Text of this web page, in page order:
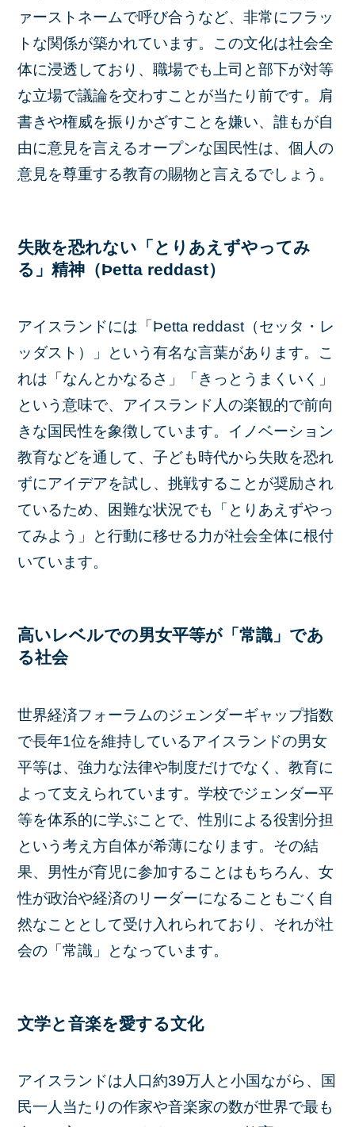
ァーストネームで呼び合うなど、非常にフラッ
トな関係が築かれています。この文化は社会全
体に浸透しており、職場でも上司と部下が対等
な立場で議論を交わすことが当たり前です。肩
書きや権威を振りかざすことを嫌い、誰もが自
由に意見を言えるオープンな国民性は、個人の
意見を尊重する教育の賜物と言えるでしょう。
失敗を恐れない「とりあえずやってみ
る」精神（Þetta reddast）
アイスランドには「Þetta reddast（セッタ・レ
ッダスト）」という有名な言葉があります。こ
れは「なんとかなるさ」「きっとうまくいく」
という意味で、アイスランド人の楽観的で前向
きな国民性を象徴しています。イノベーション
教育などを通して、子ども時代から失敗を恐れ
ずにアイデアを試し、挑戦することが奨励され
ているため、困難な状況でも「とりあえずやっ
てみよう」と行動に移せる力が社会全体に根付
いています。
高いレベルでの男女平等が「常識」であ
る社会
世界経済フォーラムのジェンダーギャップ指数
で長年1位を維持しているアイスランドの男女
平等は、強力な法律や制度だけでなく、教育に
よって支えられています。学校でジェンダー平
等を体系的に学ぶことで、性別による役割分担
という考え方自体が希薄になります。その結
果、男性が育児に参加することはもちろん、女
性が政治や経済のリーダーになることもごく自
然なこととして受け入れられており、それが社
会の「常識」となっています。
文学と音楽を愛する文化
アイスランドは人口約39万人と小国ながら、国
民一人当たりの作家や音楽家の数が世界で最も